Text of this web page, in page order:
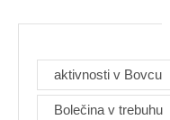
aktivnosti v Bovcu
Bolečina v trebuhu